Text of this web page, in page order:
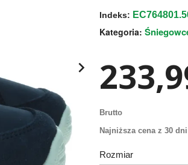

Indeks:
Kategoria:
Brutto
Najniższa cena z 30
Rozmiar